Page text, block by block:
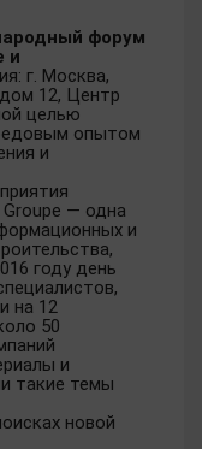
форум
и
г. Москва,
12, Центр
целью
опытом
и
— одна
и
году день
на 12
50
и
такие темы
новой